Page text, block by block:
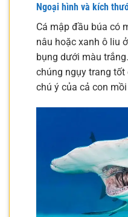
Ngoại hình và kích
Cá mập đầu búa có
nâu hoặc xanh ô liu
bụng dưới màu
chúng ngụy trang
chú ý của cả con